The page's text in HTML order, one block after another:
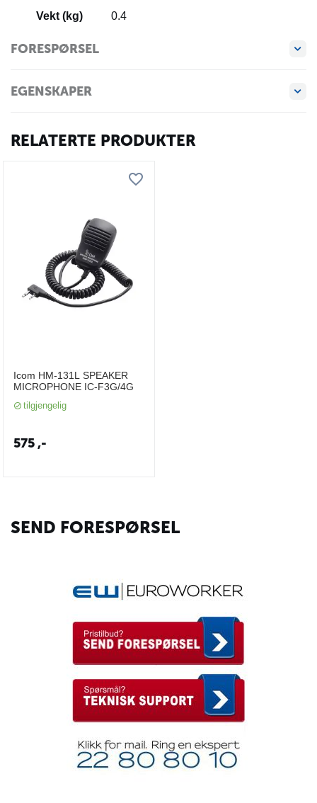
Vekt (kg)
0.4
FORESPØRSEL
EGENSKAPER
RELATERTE PRODUKTER
Icom HM-131L SPEAKER
MICROPHONE IC-F3G/4G
tilgjengelig
575,-
SEND FORESPØRSEL